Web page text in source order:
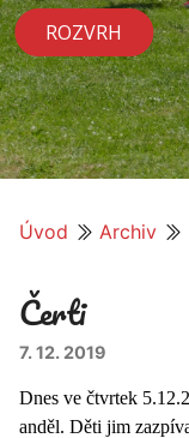
ROZVRH
Úvod Archiv
Čerti
7. 12. 2019
Dnes ve čtvrtek
anděl. Děti jim